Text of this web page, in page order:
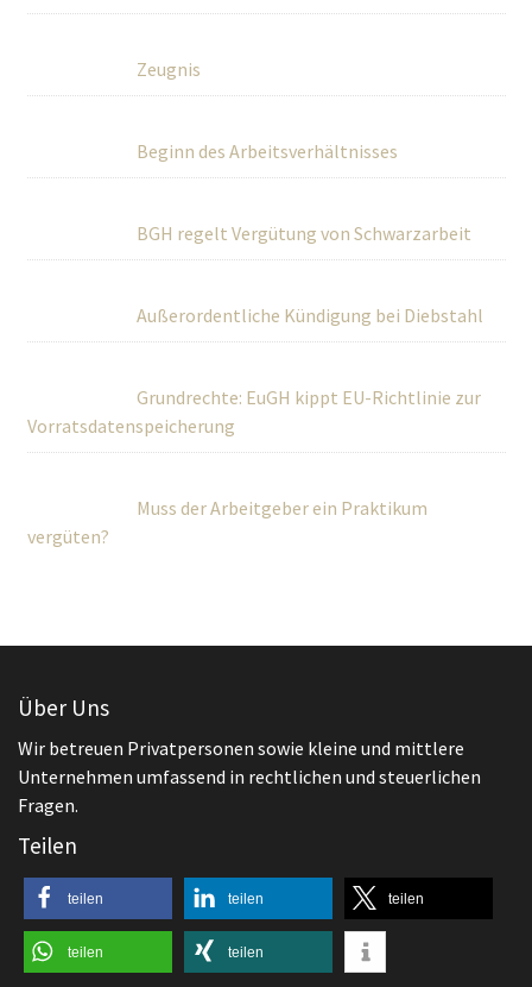
Zeugnis
Beginn des Arbeitsverhältnisses
BGH regelt Vergütung von Schwarzarbeit
Außerordentliche Kündigung bei Diebstahl
Grundrechte: EuGH kippt EU-Richtlinie zur
Vorratsdatenspeicherung
Muss der Arbeitgeber ein Praktikum
vergüten?
Über Uns
Wir betreuen Privatpersonen sowie kleine und mittlere
Unternehmen umfassend in rechtlichen und steuerlichen
Fragen.
Teilen
teilen teilen teilen
teilen teilen